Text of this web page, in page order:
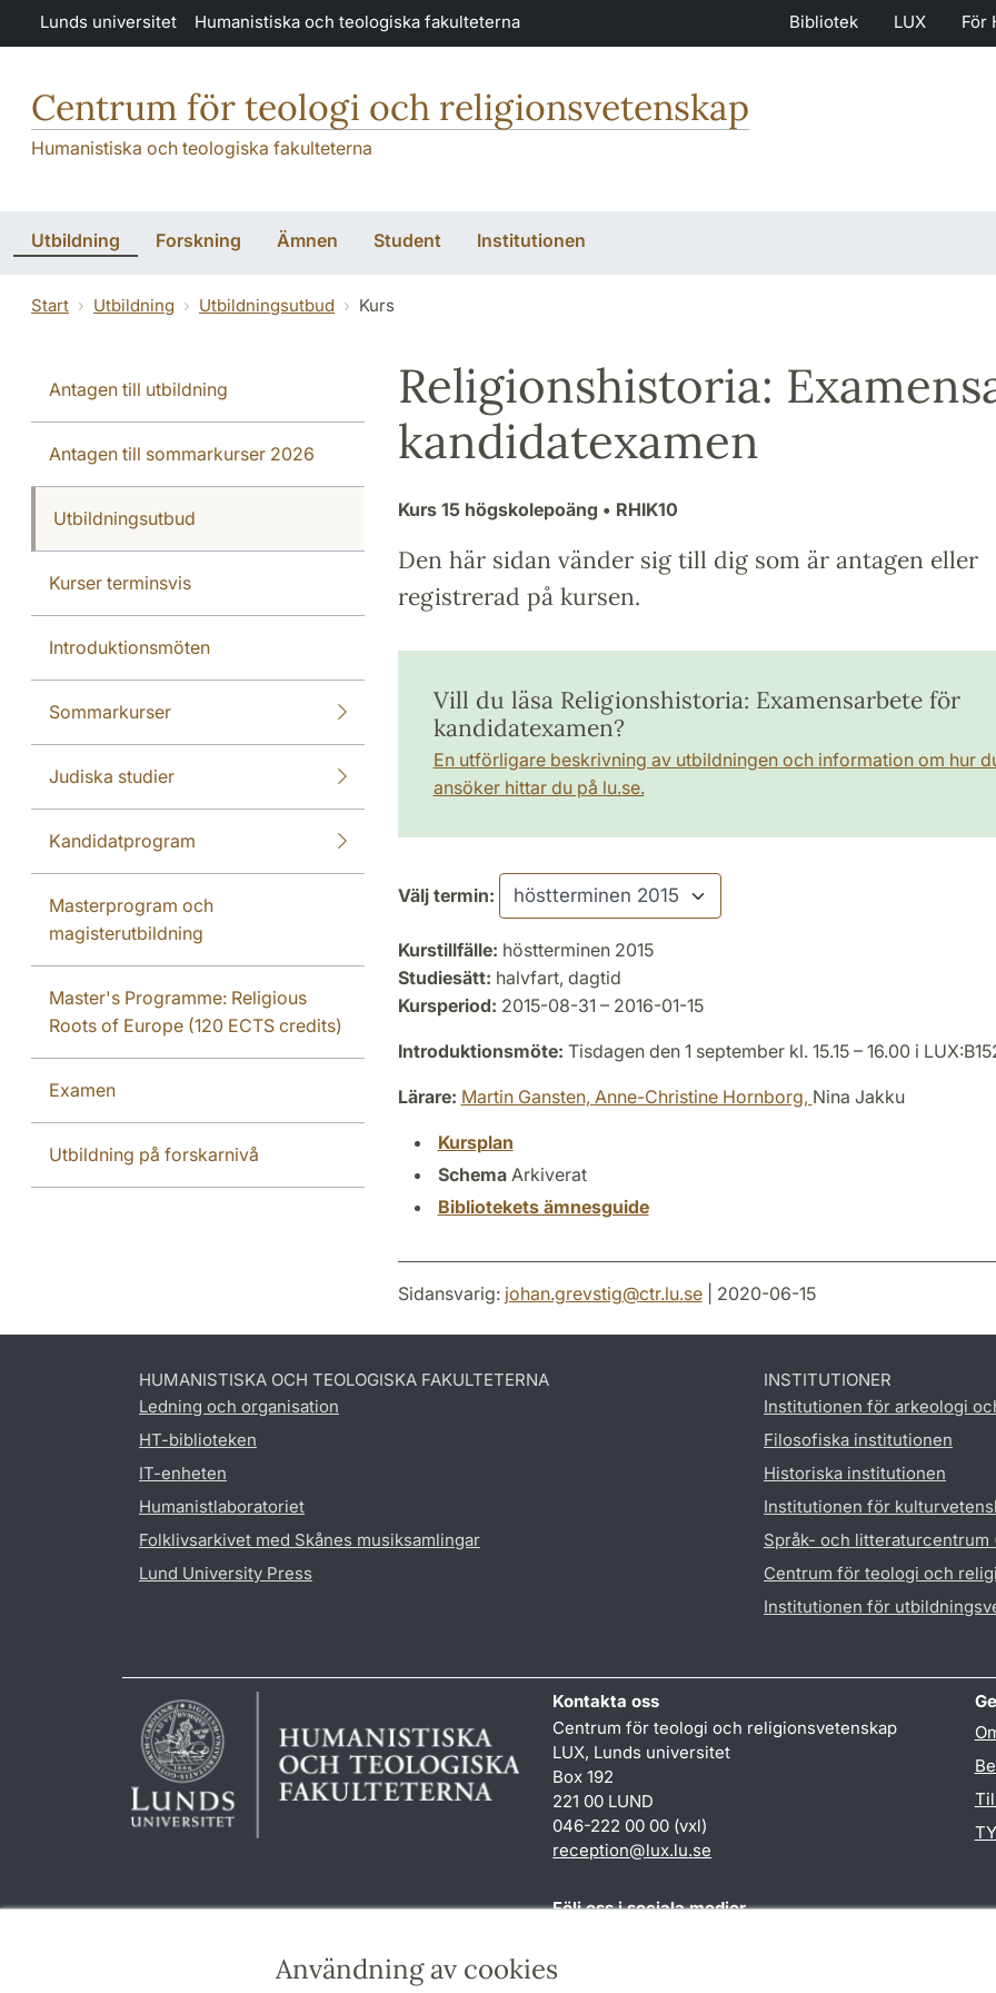
Hoppa till huvudinnehåll
Användning av cookies
Lunds universitet Humanistiska och teologiska fakulteterna Bibliotek LUX För
Centrum för teologi och religionsvetenskap
Humanistiska och teologiska fakulteterna
Utbildning Forskning Ämnen Student Institutionen
Start Utbildning Utbildningsutbud Kurs
Antagen till utbildning
Antagen till sommarkurser 2026
Utbildningsutbud
Kurser terminsvis
Introduktionsmöten
Sommarkurser
Judiska studier
Kandidatprogram
Masterprogram och
magisterutbildning
Master's Programme: Religious
Roots of Europe (120 ECTS credits)
Examen
Utbildning på forskarnivå
Religionshistoria:
kandidatexamen
Kurs 15 högskolepoäng • RHIK10
Den här sidan vänder sig till dig som är antagen eller
registrerad på kursen.
Vill du läsa Religionshistoria: Examensarbete för
kandidatexamen?
En utförligare beskrivning av utbildningen och information om hur
ansöker hittar du på lu.se.
Välj termin:
Kurstillfälle: höstterminen 2015
Studiesätt: halvfart, dagtid
Kursperiod: 2015-08-31 – 2016-01-15
Introduktionsmöte: Tisdagen den 1 september kl. 15.15 – 16.00 i
Lärare: Martin Gansten, Anne-Christine Hornborg, Nina Jakku
Kursplan
Schema Arkiverat
Bibliotekets ämnesguide
Sidansvarig: johan.grevstig@ctr.lu.se| 2020-06-15
HUMANISTISKA OCH TEOLOGISKA FAKULTETERNA
Ledning och organisation
HT-biblioteken
IT-enheten
Humanistlaboratoriet
Folklivsarkivet med Skånes musiksamlingar
Lund University Press
INSTITUTIONER
Institutionen för arkeologi
Filosofiska institutionen
Historiska institutionen
Institutionen för
Språk- och litteraturcentrum
Centrum för teologi och
Institutionen för
Kontakta oss
Centrum för teologi och religionsvetenskap
LUX, Lunds universitet
Box 192
221 00 LUND
046-222 00 00 (vxl)
reception@lux.lu.se
Följ oss i sociala medier